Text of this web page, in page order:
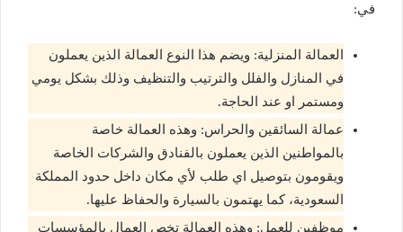
في:
العمالة المنزلية: ويضم هذا النوع العمالة الذين يعملون
في المنازل والفلل والترتيب والتنظيف وذلك بشكل يومي
ومستمر او عند الحاجة.
عمالة السائقين والحراس: وهذه العمالة خاصة
بالمواطنين الذين يعملون بالفنادق والشركات الخاصة
ويقومون بتوصيل اي طلب لأي مكان داخل حدود المملكة
السعودية، كما يهتمون بالسيارة والحفاظ عليها.
موظفين للعمل: وهذه العمالة تخص العمال بالمؤسسات